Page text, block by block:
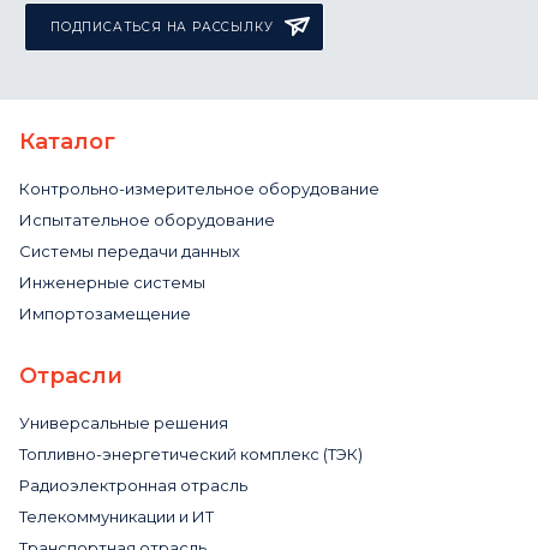
ПОДПИСАТЬСЯ НА РАССЫЛКУ
Каталог
Контрольно-измерительное оборудование
Испытательное оборудование
Системы передачи данных
Инженерные системы
Импортозамещение
Отрасли
Универсальные решения
Топливно-энергетический комплекс (ТЭК)
Радиоэлектронная отрасль
Телекоммуникации и ИТ